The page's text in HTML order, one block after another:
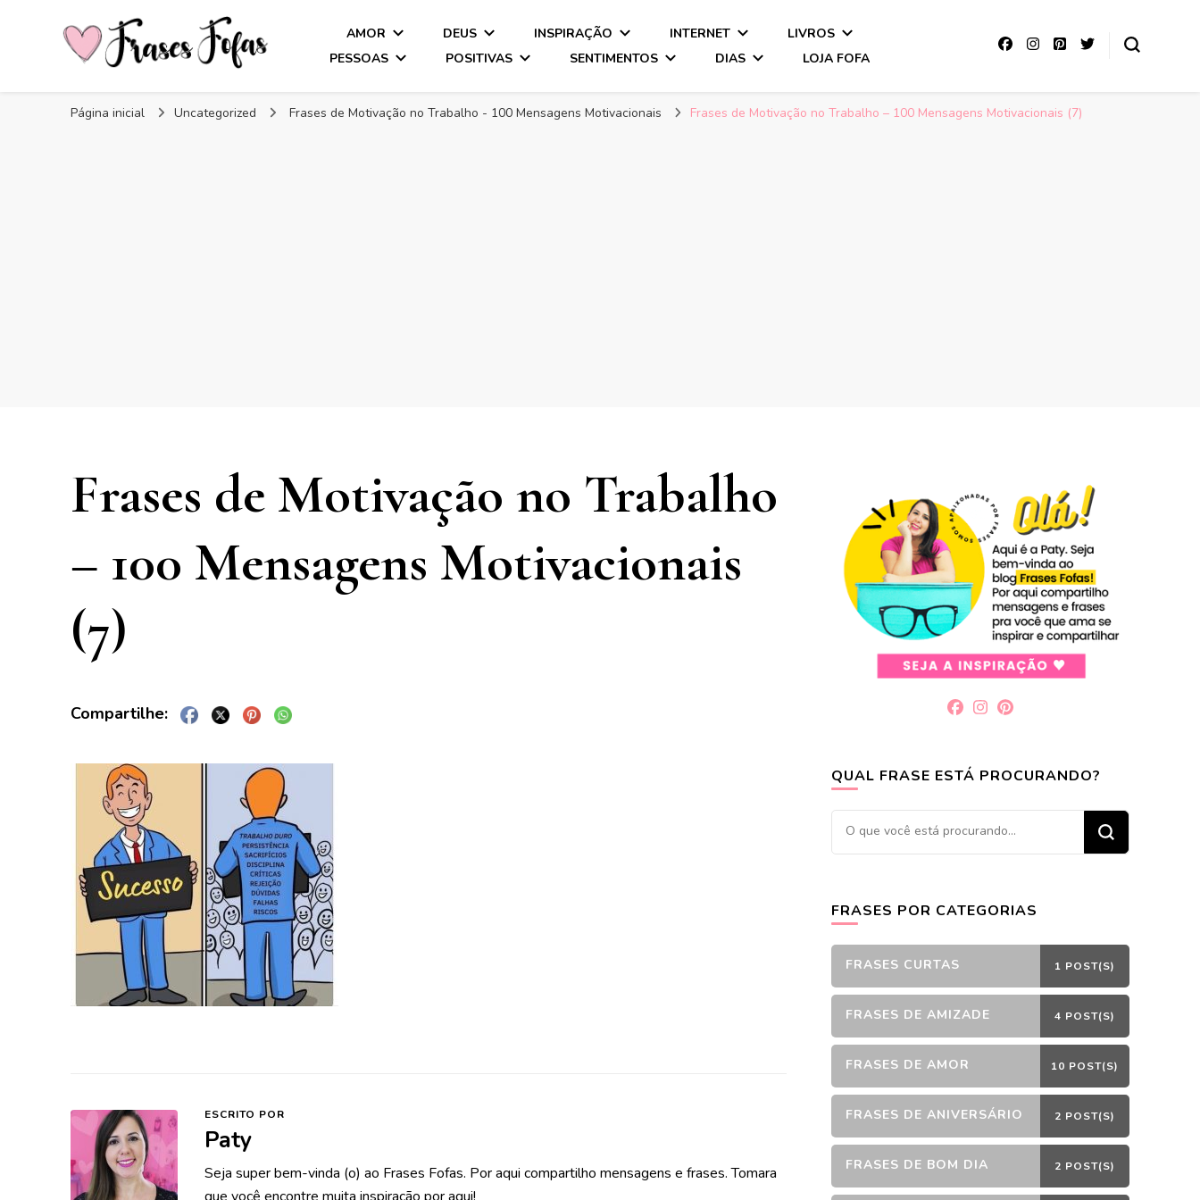
Frases Fofas
AMOR DEUS INSPIRAÇÃO INTERNET
LIVROS
PESSOAS
POSITIVAS SENTIMENTOS DIAS LOJA FOFA
Página inicial Uncategorized Frases de Motivação no Trabalho - 100 Mensagens Motivacionais Frases de Motivação no Trabalho – 100 Mensagens Motivacionais (7)
Frases de Motivação no Trabalho
– 100 Mensagens Motivacionais
(7)
ESCRITO POR
Paty
Seja super bem-vinda (o) ao Frases Fofas. Por aqui compartilho mensagens e frases. Tomara
QUAL FRASE ESTÁ PROCURANDO?
Procurando
algo?
FRASES POR CATEGORIAS
FRASES CURTAS 1 POST(S)
FRASES DE AMIZADE 4 POST(S)
FRASES DE AMOR 10 POST(S)
FRASES DE ANIVERSÁRIO 2 POST(S)
FRASES DE BOM DIA 2 POST(S)